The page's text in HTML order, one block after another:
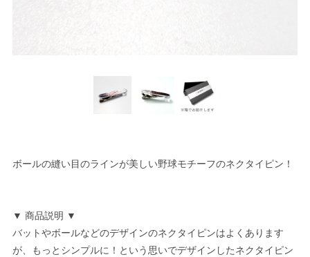
ボールの縫い目のラインが美しい野球モチーフのネクタイピン！
▼ 商品説明 ▼
バットやボールなどのデザインのネクタイピンはよくあります
が、もっとシンプルに！という思いでデザインしたネクタイピン